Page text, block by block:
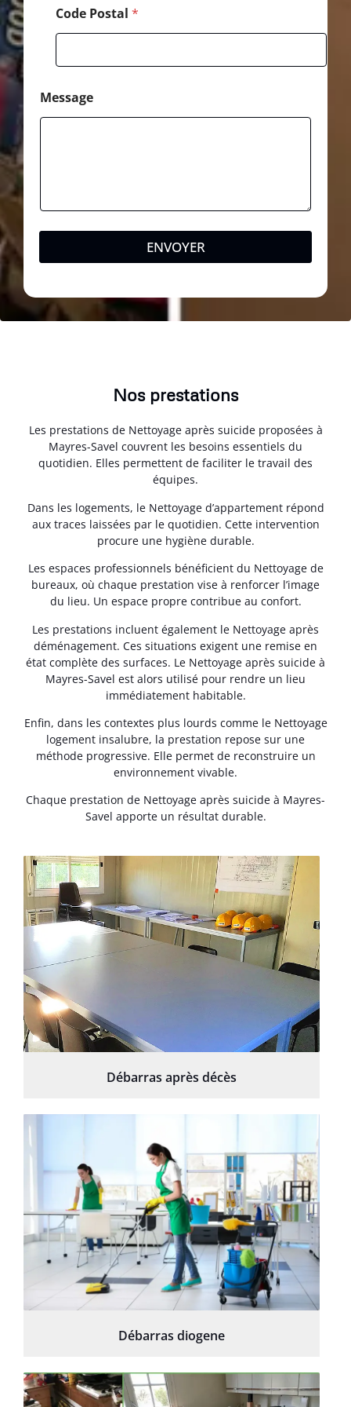
Code Postal *
Message
ENVOYER
Nos prestations
Les prestations de Nettoyage après suicide proposées à
Mayres-Savel couvrent les besoins essentiels du
quotidien. Elles permettent de faciliter le travail des
équipes.
Dans les logements, le Nettoyage d’appartement répond
aux traces laissées par le quotidien. Cette intervention
procure une hygiène durable.
Les espaces professionnels bénéficient du Nettoyage de
bureaux, où chaque prestation vise à renforcer l’image
du lieu. Un espace propre contribue au confort.
Les prestations incluent également le Nettoyage après
déménagement. Ces situations exigent une remise en
état complète des surfaces. Le Nettoyage après suicide à
Mayres-Savel est alors utilisé pour rendre un lieu
immédiatement habitable.
Enfin, dans les contextes plus lourds comme le Nettoyage
logement insalubre, la prestation repose sur une
méthode progressive. Elle permet de reconstruire un
environnement vivable.
Chaque prestation de Nettoyage après suicide à Mayres-
Savel apporte un résultat durable.
Débarras après décès
Débarras diogene